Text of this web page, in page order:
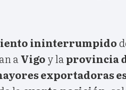
ininterrumpido
a Vigo y la provincia
exportadoras